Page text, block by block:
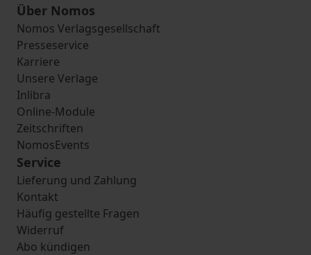
Über Nomos
Nomos Verlagsgesellschaft
Presseservice
Karriere
Unsere Verlage
Inlibra
Online-Module
Zeitschriften
NomosEvents
Service
Lieferung und Zahlung
Kontakt
Häufig gestellte Fragen
Widerruf
Abo kündigen